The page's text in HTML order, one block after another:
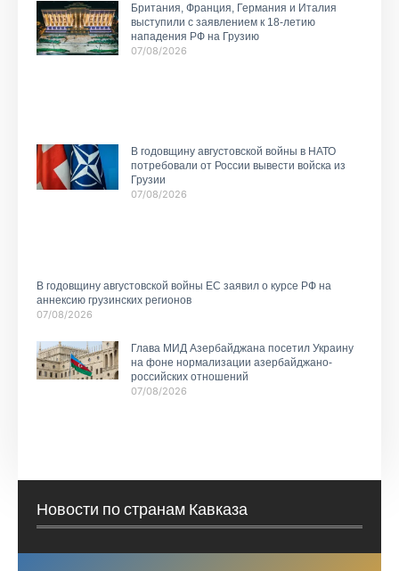
Британия, Франция, Германия и Италия
выступили с заявлением к 18-летию
нападения РФ на Грузию
07/08/2026
В годовщину августовской войны в НАТО
потребовали от России вывести войска из
Грузии
07/08/2026
В годовщину августовской войны ЕС заявил о курсе РФ на
аннексию грузинских регионов
07/08/2026
Глава МИД Азербайджана посетил Украину
на фоне нормализации азербайджано-
российских отношений
07/08/2026
Новости по странам Кавказа